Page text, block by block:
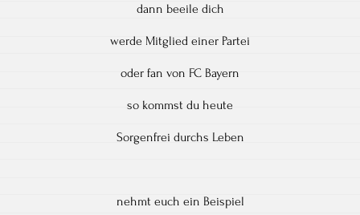
dann beeile dich
werde Mitglied einer Partei
oder fan von FC Bayern
so kommst du heute
Sorgenfrei durchs Leben
nehmt euch ein Beispiel